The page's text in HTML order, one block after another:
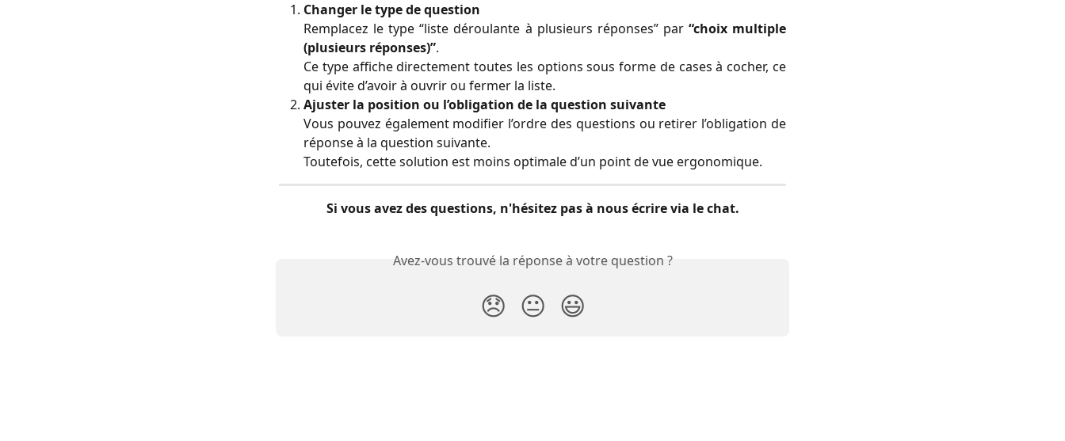
Changer le type de question
Remplacez le type “liste déroulante à plusieurs réponses” par “choix multiple
(plusieurs réponses)”.
Ce type affiche directement toutes les options sous forme de cases à cocher, ce
qui évite d’avoir à ouvrir ou fermer la liste.
Ajuster la position ou l’obligation de la question suivante
Vous pouvez également modifier l’ordre des questions ou retirer l’obligation de
réponse à la question suivante.
Toutefois, cette solution est moins optimale d’un point de vue ergonomique.
Si vous avez des questions, n'hésitez pas à nous écrire via le chat.
Avez-vous trouvé la réponse à votre question ?
😞 😐 😃